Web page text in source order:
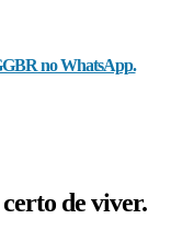
no WhatsApp.
de viver.